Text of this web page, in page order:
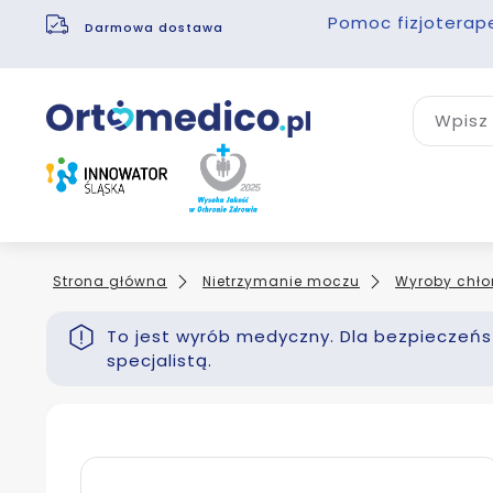
Darmowa dostawa Pomoc
Strona główna Nietrzymanie moczu Wyroby
To jest wyrób medyczny. Dla
specjalistą.